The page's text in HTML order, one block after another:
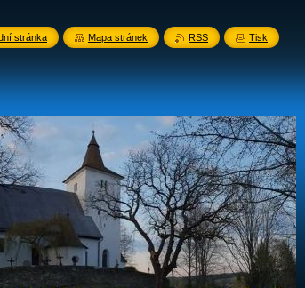
stránka Mapa stránek RSS Tisk